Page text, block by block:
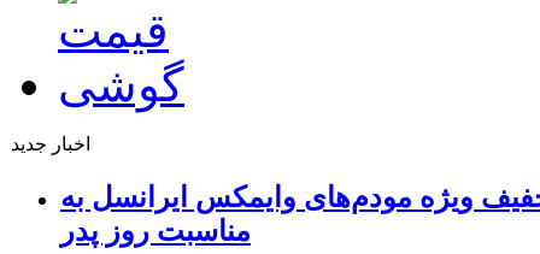
اخبار جدید
ویژه مودم‌های وایمکس ایرانسل به
مناسبت روز پدر